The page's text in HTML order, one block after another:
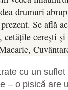
drumuri
Se află
cerești
cu un suflet
– o pisică are